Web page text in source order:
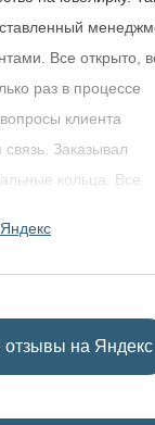
Все открыто,
раз в процессе
клиента
Заказывал
кольца. Все
отзывы на Яндекс